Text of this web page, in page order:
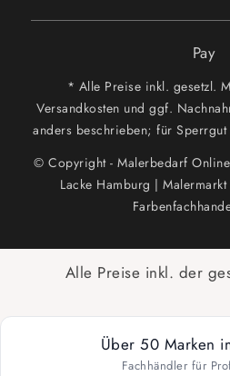
Pay
* Alle Preise inkl. gesetzl.
Versandkosten und ggf.
anders beschrieben; für
© Copyright - Malerbedarf
Lacke Hamburg |
Alle Preise inkl. der
Über 50 Marken
Fachhändler für